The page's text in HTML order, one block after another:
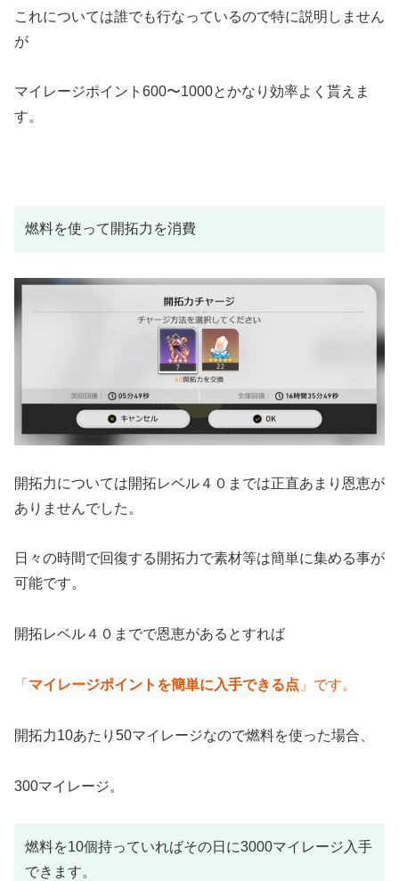
これについては誰でも行なっているので特に説明しません
が
マイレージポイント600〜1000とかなり効率よく貰えま
す。
燃料を使って開拓力を消費
開拓力については開拓レベル４０までは正直あまり恩恵が
ありませんでした。
日々の時間で回復する開拓力で素材等は簡単に集める事が
可能です。
開拓レベル４０までで恩恵があるとすれば
「 マイレージポイントを簡単に入手できる点 」です。
開拓力10あたり50マイレージなので燃料を使った場合、
300マイレージ。
燃料を10個持っていればその日に3000マイレージ入手
できます。